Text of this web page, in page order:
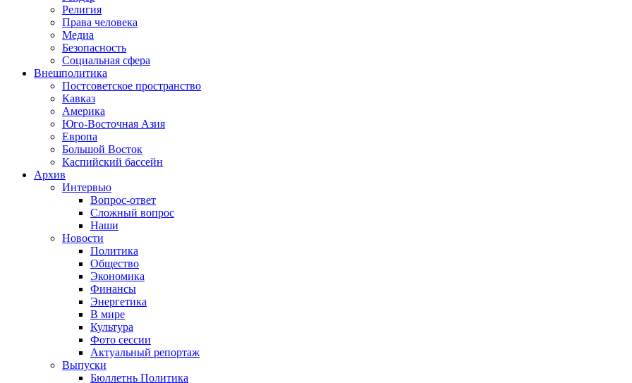
Религия
Права человека
Медиа
Безопасность
Социальная сфера
Внешполитика
Постсоветское пространство
Кавказ
Америка
Юго-Восточная Азия
Европа
Большой Восток
Каспийский бассейн
Архив
Интервью
Вопрос-ответ
Сложный вопрос
Наши
Новости
Политика
Общество
Экономика
Финансы
Энергетика
В мире
Культура
Фото сессии
Актуальный репортаж
Выпуски
Бюллетнь Политика